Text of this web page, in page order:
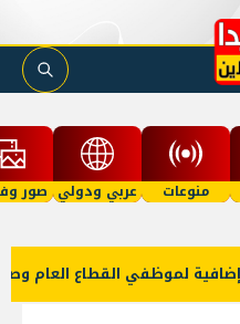
منوعات عربي ودولي صور